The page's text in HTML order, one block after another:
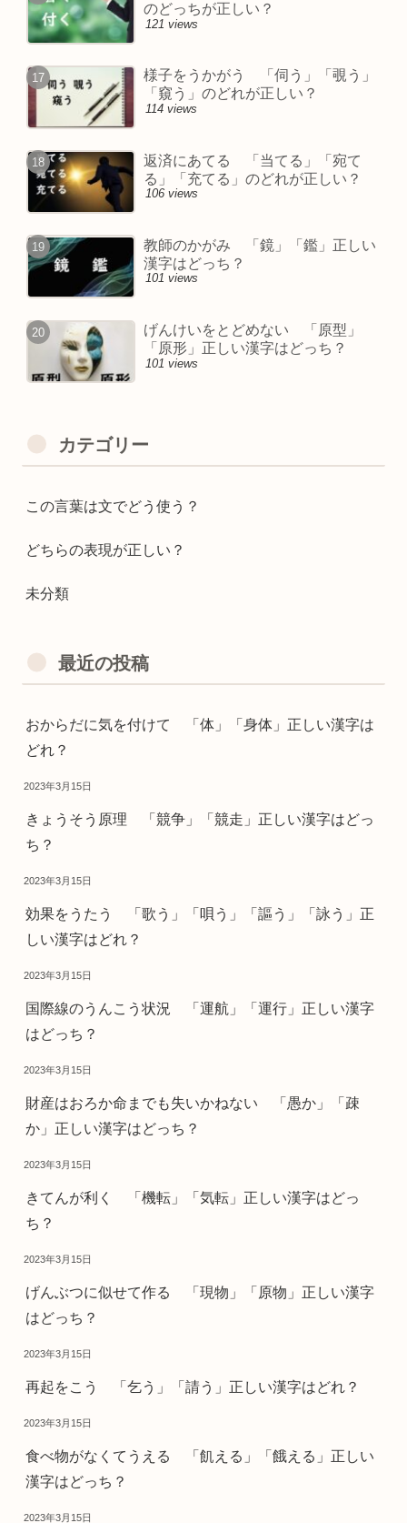
のどっちが正しい？
121 views
様子をうかがう 「伺う」「覗う」
「窺う」のどれが正しい？
114 views
返済にあてる 「当てる」「宛て
る」「充てる」のどれが正しい？
106 views
教師のかがみ 「鏡」「鑑」正しい
漢字はどっち？
101 views
げんけいをとどめない 「原型」
「原形」正しい漢字はどっち？
101 views
カテゴリー
この言葉は文でどう使う？
どちらの表現が正しい？
未分類
最近の投稿
おからだに気を付けて 「体」「身体」正しい漢字は
どれ？
2023年3月15日
きょうそう原理 「競争」「競走」正しい漢字はどっ
ち？
2023年3月15日
効果をうたう 「歌う」「唄う」「謳う」「詠う」正
しい漢字はどれ？
2023年3月15日
国際線のうんこう状況 「運航」「運行」正しい漢字
はどっち？
2023年3月15日
財産はおろか命までも失いかねない 「愚か」「疎
か」正しい漢字はどっち？
2023年3月15日
きてんが利く 「機転」「気転」正しい漢字はどっ
ち？
2023年3月15日
げんぶつに似せて作る 「現物」「原物」正しい漢字
はどっち？
2023年3月15日
再起をこう 「乞う」「請う」正しい漢字はどれ？
2023年3月15日
食べ物がなくてうえる 「飢える」「餓える」正しい
漢字はどっち？
2023年3月15日